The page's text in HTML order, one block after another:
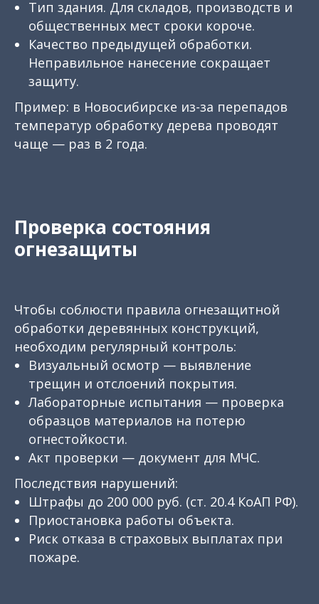
Тип здания. Для складов, производств и
общественных мест сроки короче.
Качество предыдущей обработки.
Неправильное нанесение сокращает
защиту.
Пример: в Новосибирске из-за перепадов
температур обработку дерева проводят
чаще — раз в 2 года.
Проверка состояния
огнезащиты
Чтобы соблюсти правила огнезащитной
обработки деревянных конструкций,
необходим регулярный контроль:
Визуальный осмотр — выявление
трещин и отслоений покрытия.
Лабораторные испытания — проверка
образцов материалов на потерю
огнестойкости.
Акт проверки — документ для МЧС.
Последствия нарушений:
Штрафы до 200 000 руб. (ст. 20.4 КоАП РФ).
Приостановка работы объекта.
Риск отказа в страховых выплатах при
пожаре.